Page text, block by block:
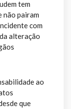
tem
não pairam
com
alteração
ao
que